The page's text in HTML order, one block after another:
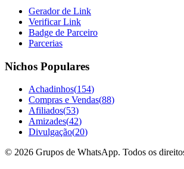
Gerador de Link
Verificar Link
Badge de Parceiro
Parcerias
Nichos Populares
Achadinhos(154)
Compras e Vendas(88)
Afiliados(53)
Amizades(42)
Divulgação(20)
© 2026 Grupos de WhatsApp. Todos os